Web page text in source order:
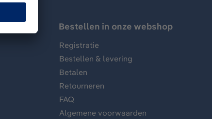
Bestellen in onze webshop
Registratie
Bestellen & levering
Betalen
Retourneren
FAQ
Algemene voorwaarden